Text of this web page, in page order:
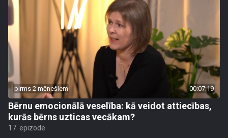
pirms 2 mēnešiem 00:07:19
Bērnu emocionālā veselība: kā veidot attiecības,
kurās bērns uzticas vecākam?
17. epizode